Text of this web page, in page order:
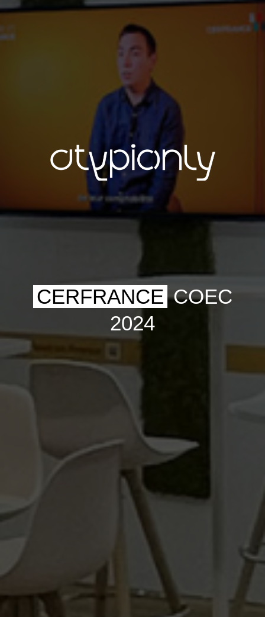
CERFRANCECOEC
2024